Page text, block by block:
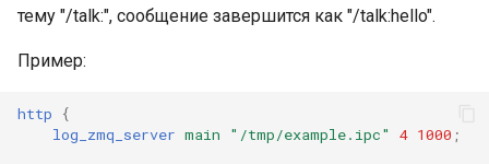
тему "/talk:", сообщение завершится как "/talk:hello".
Пример:
http
{
log_zmq_server main "/tmp/example.ipc" 4 1000 ;